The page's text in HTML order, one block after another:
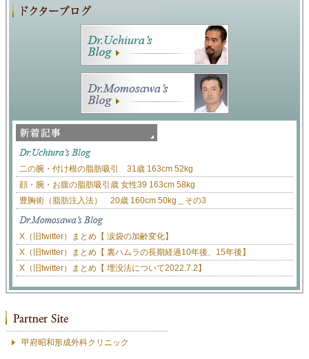
二の腕・付け根の脂肪吸引 31歳 163cm 52kg
顔・腕・お腹の脂肪吸引歳 女性39 163cm 58kg
豊胸術（脂肪注入法） 20歳 160cm 50kg＿その3
X（旧twitter）まとめ【 涙袋の加齢変化】
X（旧twitter）まとめ【 裏ハムラの長期経過10年後、15年後】
X（旧twitter）まとめ【 埋没法について2022.7.2】
甲府昭和形成外科クリニック